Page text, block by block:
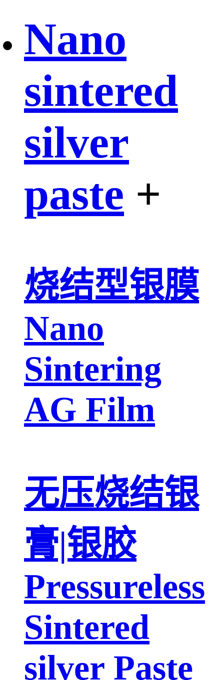
Nano
sintered
silver
paste +
烧结型银膜
Nano
Sintering
AG Film
无压烧结银
膏|银胶
Pressureless
Sintered
silver Paste